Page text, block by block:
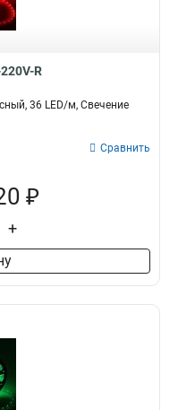
R
36 LED/м, Свечение
Сравнить
₽
+